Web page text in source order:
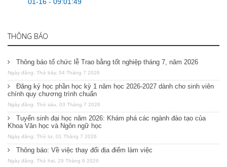
THÔNG BÁO
Thông báo tổ chức lễ Trao bằng tốt nghiệp tháng 7, năm 2026
Ngày đăng: Thứ bảy, 04 Tháng 7 2026
Đăng ký học phần học kỳ 1 năm học 2026-2027 dành cho sinh viên
chính quy chương trình chuẩn
Ngày đăng: Thứ sáu, 03 Tháng 7 2026
Tuyển sinh đại học năm 2026: Khám phá các ngành đào tạo của
Khoa Văn học và Ngôn ngữ học
Ngày đăng: Thứ tư, 01 Tháng 7 2026
Thông báo: Về việc thay đổi địa điểm làm việc
Ngày đăng: Thứ hai, 29 Tháng 6 2026